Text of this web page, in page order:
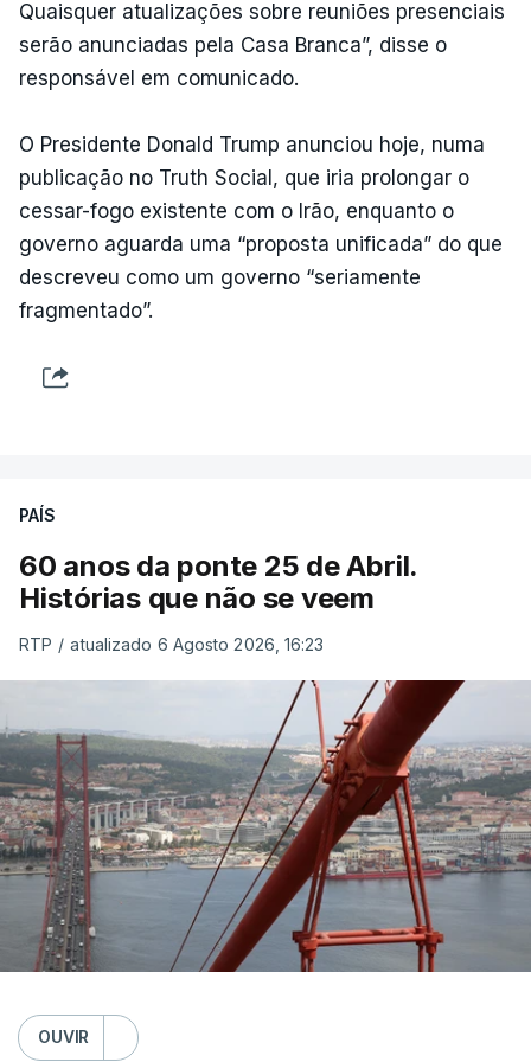
Quaisquer atualizações sobre reuniões presenciais
serão anunciadas pela Casa Branca”, disse o
responsável em comunicado.
O Presidente Donald Trump anunciou hoje, numa
publicação no Truth Social, que iria prolongar o
cessar-fogo existente com o Irão, enquanto o
governo aguarda uma “proposta unificada” do que
descreveu como um governo “seriamente
fragmentado”.
PAÍS
60 anos da ponte 25 de Abril.
Histórias que não se veem
RTP / atualizado 6 Agosto 2026, 16:23
OUVIR